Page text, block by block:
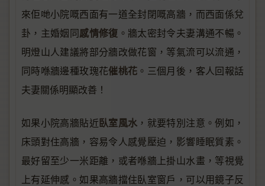
來佢哋小院嘅西面有一道全封閉嘅高牆，而西面係兌
卦，主婚姻同感情修復 。牆太密封令夫妻溝通不暢。
明燈山人建議將部分牆改做花窗，等氣流可以流通，
同時喺牆邊種玫瑰花催桃花 。三個月後，客人回報話
夫妻關係明顯改善！
如果小院高牆貼近臥室風水 ，就要特別注意。例如，
床頭對住高牆，容易令人感覺壓迫，影響睡眠質素。
最好留至少一米距離，或者喺牆上掛山水畫，等視覺
上有延伸感。如果高牆擋住臥室窗戶，可以用鏡子反